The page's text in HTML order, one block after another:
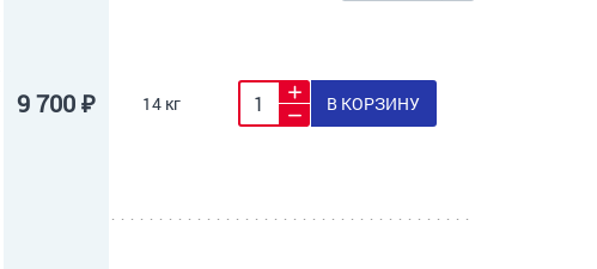
9 700 ₽ 14 кг В КОРЗИНУ